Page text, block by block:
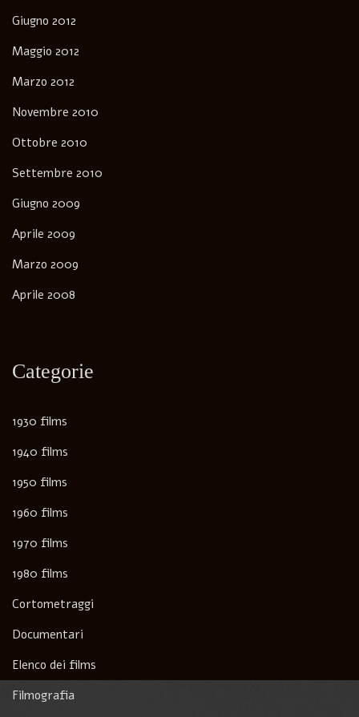
Giugno 2012
Maggio 2012
Marzo 2012
Novembre 2010
Ottobre 2010
Settembre 2010
Giugno 2009
Aprile 2009
Marzo 2009
Aprile 2008
Categorie
1930 films
1940 films
1950 films
1960 films
1970 films
1980 films
Cortometraggi
Documentari
Elenco dei films
Filmografia